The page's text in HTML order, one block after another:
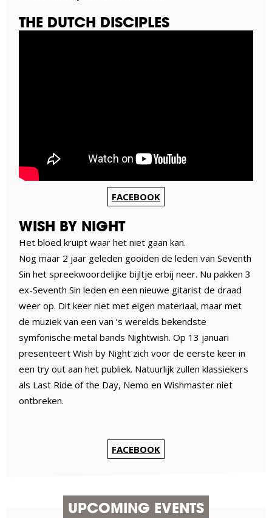
THE DUTCH DISCIPLES
FACEBOOK
WISH BY NIGHT
Het bloed kruipt waar het niet gaan kan.
Nog maar 2 jaar geleden gooiden de leden van Seventh
Sin het spreekwoordelijke bijltje erbij neer. Nu pakken 3
ex-Seventh Sin leden en een nieuwe gitarist de draad
weer op. Dit keer niet met eigen materiaal, maar met
de muziek van een van ’s werelds bekendste
symfonische metal bands Nightwish. Op 13 januari
presenteert Wish by Night zich voor de eerste keer in
een try out aan het publiek. Natuurlijk zullen klassiekers
als Last Ride of the Day, Nemo en Wishmaster niet
ontbreken.
FACEBOOK
UPCOMING EVENTS